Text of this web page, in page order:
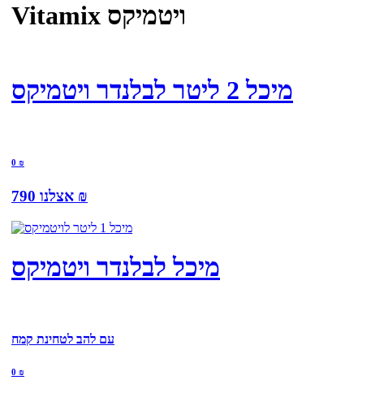
Vitamix ויטמיקס
מיכל 2 ליטר לבלנדר ויטמיקס
0 ₪
אצלנו ₪
מיכל לבלנדר ויטמיקס
עם להב לטחינת קמח
0 ₪